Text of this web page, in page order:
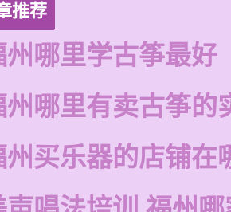
推荐
州哪里学古筝最好
州哪里有卖古筝的
州买乐器的店铺在